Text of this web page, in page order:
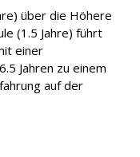
über die Höhere
(1.5 Jahre) führt
einer
Jahren zu einem
auf der